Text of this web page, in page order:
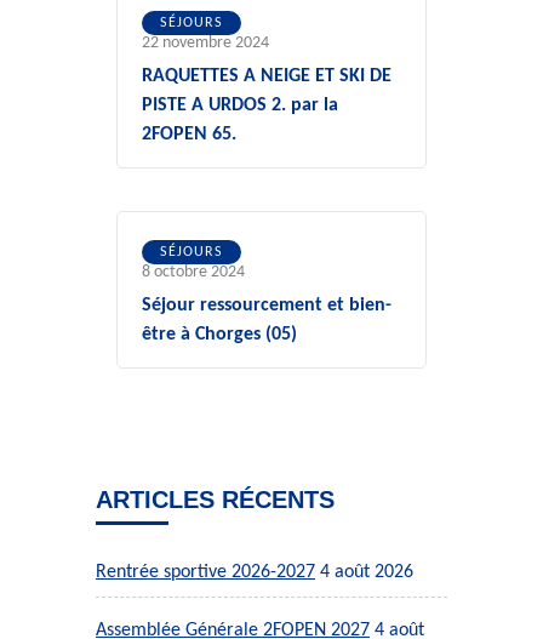
SÉJOURS
22 novembre 2024
RAQUETTES A NEIGE ET SKI DE
PISTE A URDOS 2. par la
2FOPEN 65.
SÉJOURS
8 octobre 2024
Séjour ressourcement et bien-
être à Chorges (05)
ARTICLES RÉCENTS
Rentrée sportive 2026-2027 4 août 2026
Assemblée Générale 2FOPEN 2027 4 août